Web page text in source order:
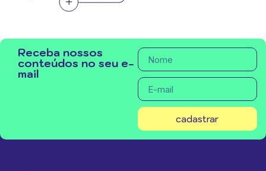
Receba nossos
conteúdos no seu e-
mail
cadastrar